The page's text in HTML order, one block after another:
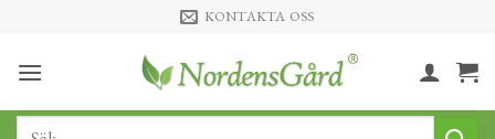
content
KONTAKTA OSS
Sök